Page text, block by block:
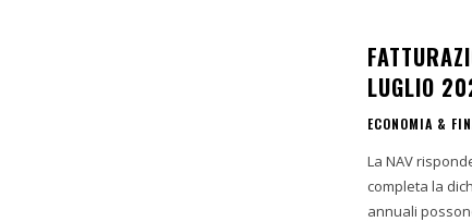
LUGLIO
ECONOMIA &
La NAV
completa la
annuali